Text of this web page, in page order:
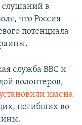
слушаний в
что Россия
потенциала
служба BBC и
волонтеров,
имена
погибших во